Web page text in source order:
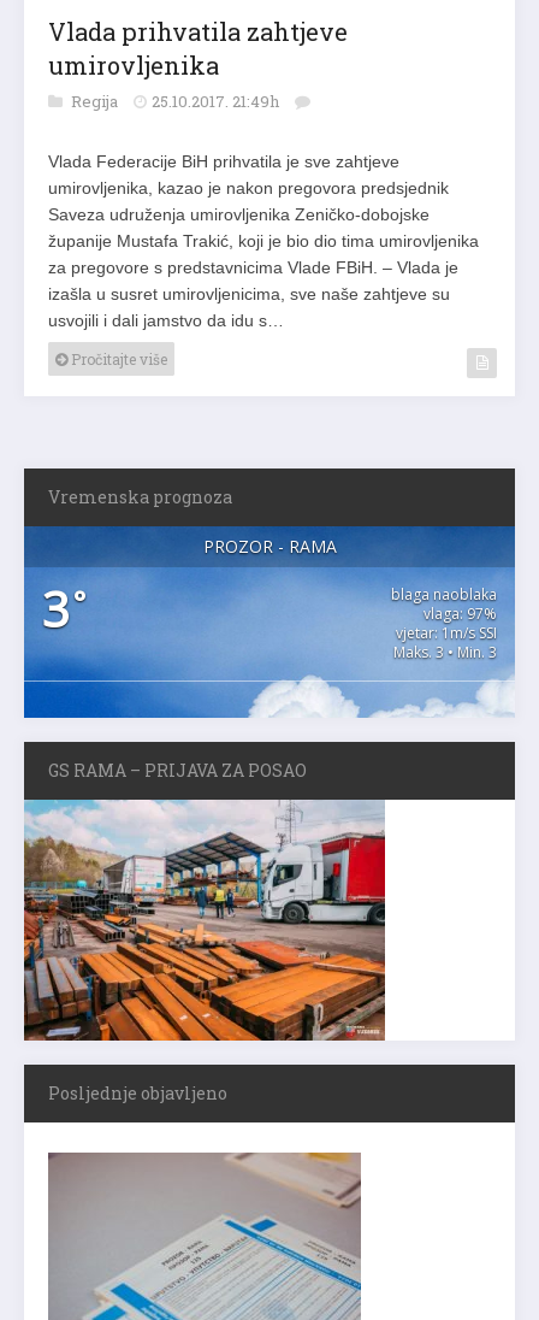
Vlada prihvatila zahtjeve
umirovljenika
Regija 25.10.2017. 21:49h
Vlada Federacije BiH prihvatila je sve zahtjeve
umirovljenika, kazao je nakon pregovora predsjednik
Saveza udruženja umirovljenika Zeničko-dobojske
županije Mustafa Trakić, koji je bio dio tima umirovljenika
za pregovore s predstavnicima Vlade FBiH. – Vlada je
izašla u susret umirovljenicima, sve naše zahtjeve su
usvojili i dali jamstvo da idu s…
Pročitajte više
Vremenska prognoza
PROZOR - RAMA
3°
blaga naoblaka
vlaga: 97%
vjetar: 1m/s SSI
Maks. 3 • Min. 3
GS RAMA – PRIJAVA ZA POSAO
Posljednje objavljeno